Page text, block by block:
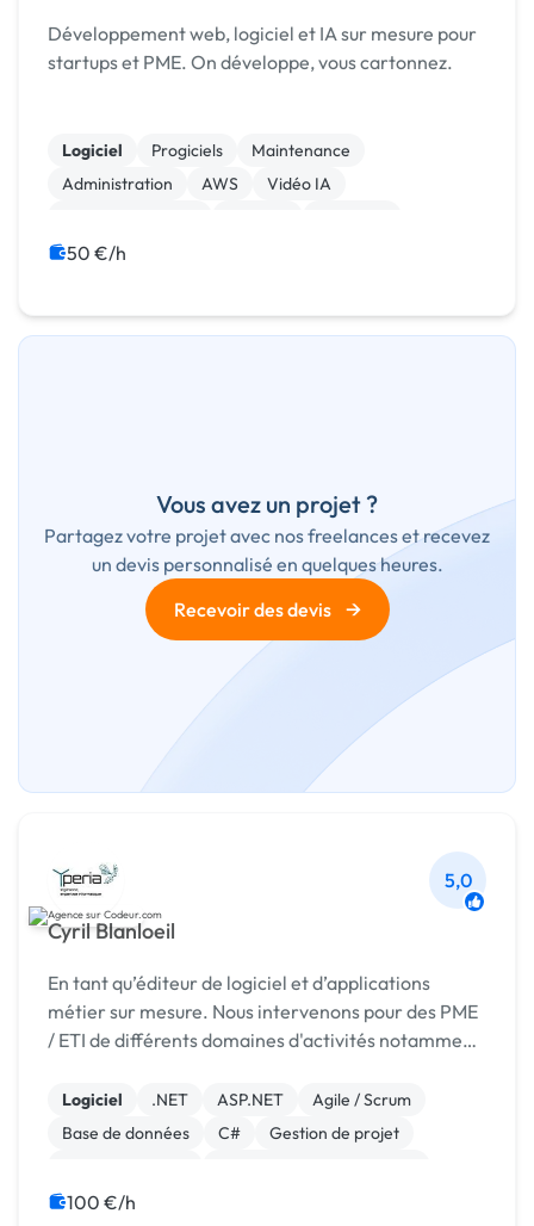
Développement web, logiciel et IA sur mesure pour
startups et PME. On développe, vous cartonnez.
Logiciel Progiciels
Maintenance
Administration
AWS
Vidéo IA
Big Data
50 €/h
Vous avez un projet ?
Partagez votre projet avec nos freelances et recevez
un devis personnalisé en quelques heures.
Recevoir des devis
→
Cyril Blanloeil
5,0
En tant qu’éditeur de logiciel et d’applications
métier sur mesure. Nous intervenons pour des PME
/ ETI de différents domaines d'activités notamment
Logiciel .NET ASP.NET
Agile / Scrum
Base de données
C#
Gestion de projet
CRM
100 €/h